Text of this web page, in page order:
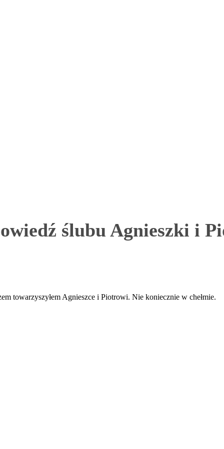
ślubu Agnieszki i
towarzyszyłem Agnieszce i Piotrowi. Nie koniecznie w chełmie.